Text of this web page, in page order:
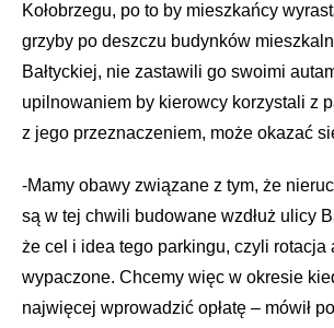
Kołobrzegu, po to by mieszkańcy
grzyby po deszczu budynków
Bałtyckiej, nie zastawili go swoimi
upilnowaniem by kierowcy korzystali z
z jego przeznaczeniem, może okazać
-Mamy obawy związane z tym, że
są w tej chwili budowane wzdłuż ulicy
że cel i idea tego parkingu, czyli rotacja
wypaczone. Chcemy więc w okresie
najwięcej wprowadzić opłatę – mówił